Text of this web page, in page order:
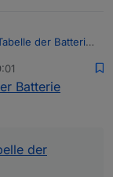
der Batterie
auch?
Batterie
der